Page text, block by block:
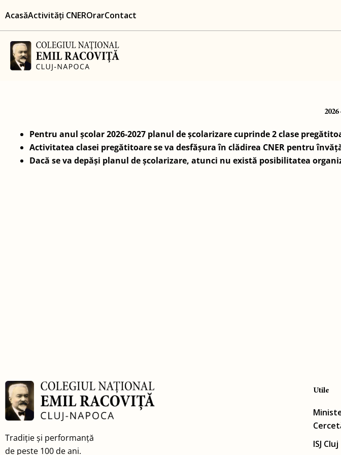
to
content
AcasăActivități CNEROrarContact
2026
Pentru anul școlar 2026-2027 planul de școlarizare cuprinde 2 clase
Activitatea clasei pregătitoare se va desfășura în clădirea CNER pentru
Dacă se va depăși planul de școlarizare, atunci nu există posibilitatea
Tradiție și performanță
de peste 100 de ani.
Utile
ISJ Cluj